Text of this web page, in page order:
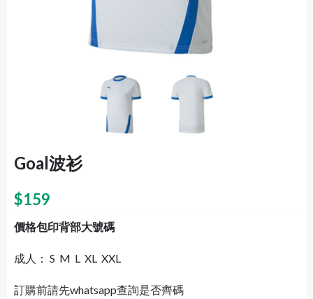
Goal波衫
$159
價格包印背部大號碼
成人： S M L XL XXL
訂購前請先whatsapp查詢是否齊碼